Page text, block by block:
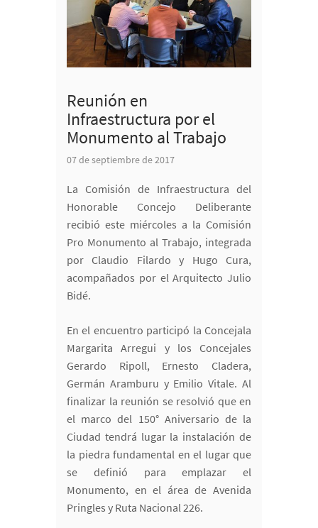
Reunión en
Infraestructura por el
Monumento al Trabajo
07 de septiembre de 2017
La Comisión de Infraestructura del
Honorable Concejo Deliberante
recibió este miércoles a la Comisión
Pro Monumento al Trabajo, integrada
por Claudio Filardo y Hugo Cura,
acompañados por el Arquitecto Julio
Bidé.
En el encuentro participó la Concejala
Margarita Arregui y los Concejales
Gerardo Ripoll, Ernesto Cladera,
Germán Aramburu y Emilio Vitale. Al
finalizar la reunión se resolvió que en
el marco del 150° Aniversario de la
Ciudad tendrá lugar la instalación de
la piedra fundamental en el lugar que
se definió para emplazar el
Monumento, en el área de Avenida
Pringles y Ruta Nacional 226.